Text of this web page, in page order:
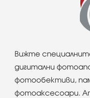
Вижте
дигитални
фотообективи,
фотоаксесоари.